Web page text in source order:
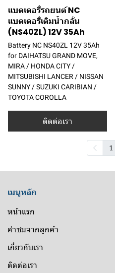
แบตเตอรี่รถยนต์ NC
แบตเตอรี่เติมน้ำกลั่น
(NS40ZL) 12V 35Ah
Battery NC NS40ZL 12V 35Ah
for DAIHATSU GRAND MOVE,
MIRA / HONDA CITY /
MITSUBISHI LANCER / NISSAN
SUNNY / SUZUKI CARIBIAN /
TOYOTA COROLLA
ติดต่อเรา
1
เมนูหลัก
หน้าแรก
คำชมจากลูกค้า
เกี่ยวกับเรา
ติดต่อเรา